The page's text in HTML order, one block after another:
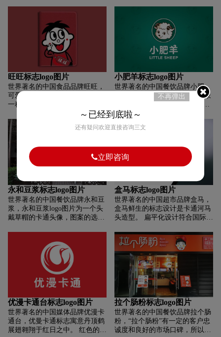
者选择，涵盖跟团、自助、自
驾、邮轮、酒店、签证、景区门
票以及公司旅游等，已成功服务
累计超过1500万人次出游。10月
13日，途牛旅游网“出发吧我们•
途牛2015产品发布会”在北京举
行。发布会上，途牛正式启用全
新LOGO，品牌迎来全新升级。
旺旺标志logo图片
世界著名的中国食品品牌旺旺，
可爱的卡通人物向我们展示了另
一种生活方式。 整个标志通过卡
通插图进行延伸。 大胆的黑色线
条勾勒出卡通人物快乐的笑脸。
活泼的卡通人物logo赢得了广大
小朋友的喜爱。 黑色的“旺旺”字
体呼应统一，整体logo设计呈现
给我们一个完美的形象设计。
小肥羊标志logo图片
世界著名的中国餐饮品牌小肥
羊，小肥羊标志以羊的卡通形象
设计，最新的小肥羊logo色彩为
深绿色，色彩更为柔和亲切；新
餐厅”的市场定位，并沿用了小
色彩及字体表达更为现代、简
洁。
永和豆浆标志logo图片
世界著名的中国餐饮品牌永和豆
浆，永和豆浆logo图片为一个头
戴草帽的卡通头像，图案的选择
沿、轮廓分明，表现出了永和豆
浆做事利落、管理直接化、为消
费者提供最好的豆浆。永和豆浆
的字体设计一改以往字体正规的
样式，选用抽象的笔法绘画而
出，更增添其独特的风格。标志
由红、黄、黑色构成，颜色选择
简单且纯净，黄色为大豆的颜
色，置于顶部，说明永和在原材
料的选择上的重视，黑色勾勒出
图案，在对比下，更突出了图案
盒马标志logo图片
世界著名的中国超市品牌盒马，
盒马鲜生的标志设计是卡通河马
头造型。 扁平化设计符合国际化
爱、国际化。
优漫卡通台标志logo图片
世界著名的中国媒体品牌优漫卡
通台，优曼卡通标志寓意丹顶鹤
展翅翱翔于红日之中。 红色的太
拉个肠粉标志logo图片
世界著名的中国餐饮品牌拉个肠
粉，“拉个肠粉”有一定的客户忠
诚度和良好的市场口碑，所以根
不再弹出
～已经到底啦～
还有疑问欢迎直接咨询三文
立即咨询